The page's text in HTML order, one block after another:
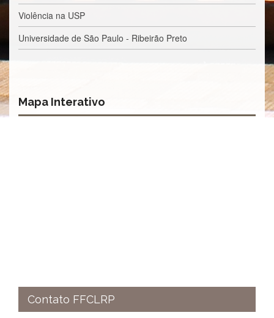
Eventos
Contato
Missão
Você
Violência na USP
Universidade de São Paulo - Ribeirão Preto
Mapa Interativo
Contato FFCLRP